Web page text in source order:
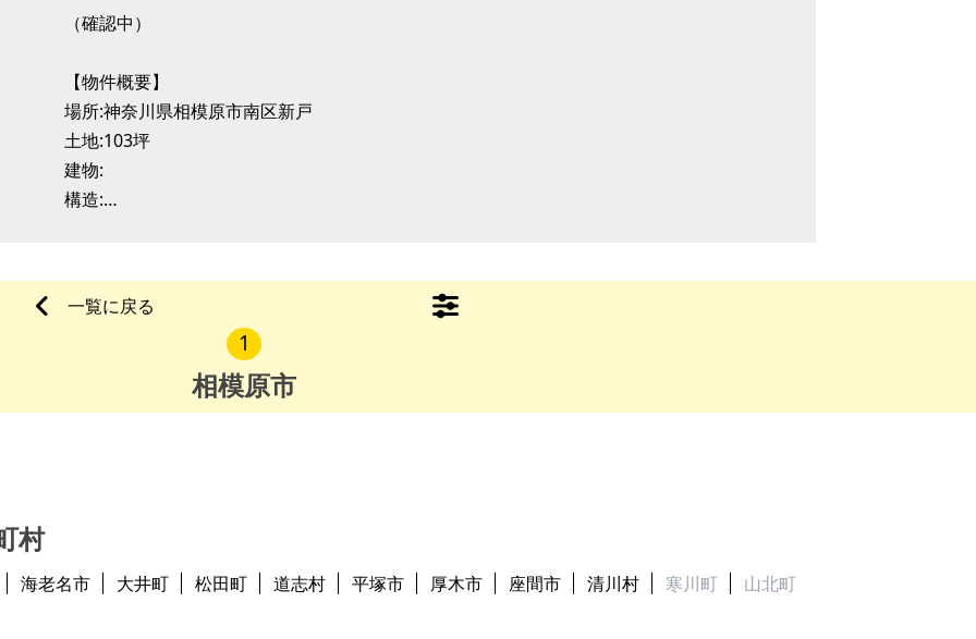
（確認中）
【物件概要】
場所:神奈川県相模原市南区新戸
土地:103坪
建物:
構造:
※問い合わせ多数あるいは取引条件等により、上記と実際の取引価格とが異なる価格にて商談
合意される場合もあります。
※物件を安く購入しても、購入後の維持費（税金、修繕費など）のほうが多くかかる場合もあ
一覧に戻る
1
相模原市
村
海老名市 大井町 松田町 道志村 平塚市 厚木市 座間市 清川村 寒川町 山北町